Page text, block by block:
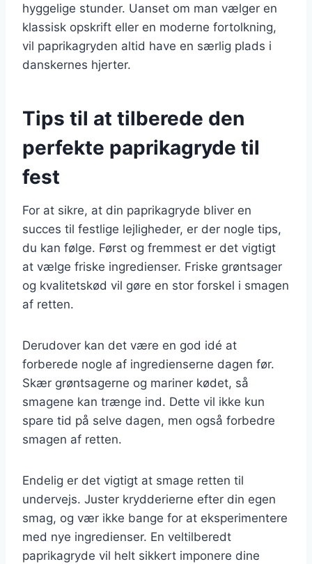
hyggelige stunder. Uanset om man vælger en
klassisk opskrift eller en moderne fortolkning,
vil paprikagryden altid have en særlig plads i
danskernes hjerter.
Tips til at tilberede den
perfekte paprikagryde til
fest
For at sikre, at din paprikagryde bliver en
succes til festlige lejligheder, er der nogle tips,
du kan følge. Først og fremmest er det vigtigt
at vælge friske ingredienser. Friske grøntsager
og kvalitetskød vil gøre en stor forskel i smagen
af retten.
Derudover kan det være en god idé at
forberede nogle af ingredienserne dagen før.
Skær grøntsagerne og mariner kødet, så
smagene kan trænge ind. Dette vil ikke kun
spare tid på selve dagen, men også forbedre
smagen af retten.
Endelig er det vigtigt at smage retten til
undervejs. Juster krydderierne efter din egen
smag, og vær ikke bange for at eksperimentere
med nye ingredienser. En veltilberedt
paprikagryde vil helt sikkert imponere dine